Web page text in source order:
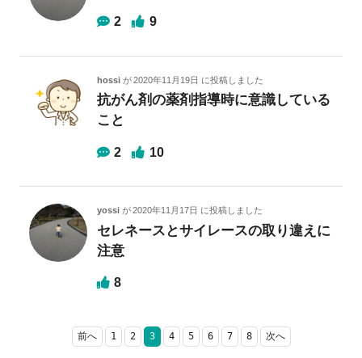
2 9
hossi が 2020年11月19日 に投稿しました
抗がん剤の薬剤指導時に意識している
こと
2 10
yossi が 2020年11月17日 に投稿しました
セレネースとサイレースの取り違えに
注意
8
前へ 1 2 3 4 5 6 7 8 次へ